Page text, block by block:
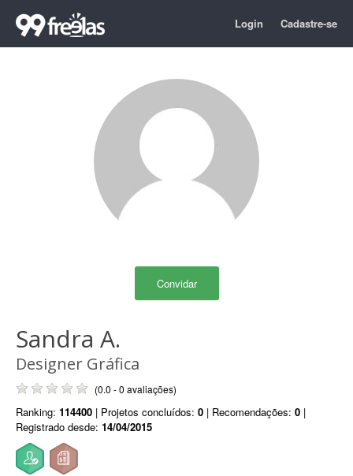
Login Cadastre-se
Convidar
Sandra A.
Designer Gráfica
(0.0 - 0 avaliações)
Ranking: 114400 | Projetos concluídos: 0 | Recomendações: 0 |
Registrado desde: 14/04/2015